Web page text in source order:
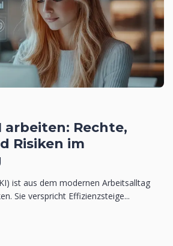
arbeiten: Rechte,
Risiken im
ist aus dem modernen Arbeitsalltag
Sie verspricht Effizienzsteige...